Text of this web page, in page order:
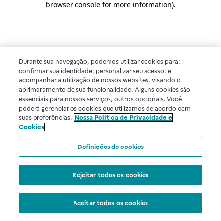
browser console for more information).
Durante sua navegação, podemos utilizar cookies para:
confirmar sua identidade; personalizar seu acesso; e
acompanhar a utilização de nossos websites, visando o
aprimoramento de sua funcionalidade. Alguns cookies são
essenciais para nossos serviços, outros opcionais. Você
poderá gerenciar os cookies que utilizamos de acordo com
suas preferências. Nossa Política de Privacidade e
Cookies
Definições de cookies
Rejeitar todos os cookies
Aceitar todos os cookies